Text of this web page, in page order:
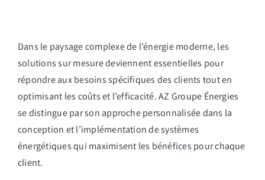
Dans le paysage complexe de l’énergie moderne, les
solutions sur mesure deviennent essentielles pour
répondre aux besoins spécifiques des clients tout en
optimisant les coûts et l’efficacité. AZ Groupe Énergies
se distingue par son approche personnalisée dans la
conception et l’implémentation de systèmes
énergétiques qui maximisent les bénéfices pour chaque
client.